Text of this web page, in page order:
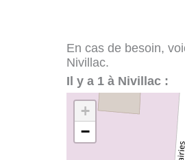
En cas de besoin,
Nivillac.
Il y a 1 à Nivillac :
+
−